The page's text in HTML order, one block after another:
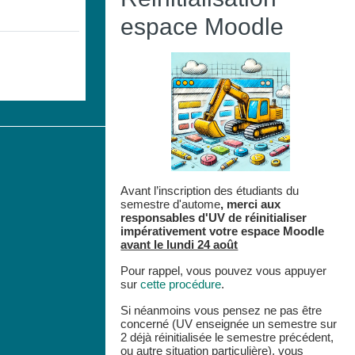
espace Moodle
Avant l’inscription des étudiants du
semestre d'autome, merci aux
responsables d'UV de réinitialiser
impérativement votre espace Moodle
avant le lundi 24 août
Pour rappel, vous pouvez vous appuyer
surcette procédure.
Si néanmoins vous pensez ne pas être
concerné (UV enseignée un semestre sur
2 déjà réinitialisée le semestre précédent,
ou autre situation particulière), vous